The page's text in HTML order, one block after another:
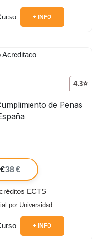
+ INFO
4.3⭐
de Penas
38 €
ECTS
por Universidad
+ INFO